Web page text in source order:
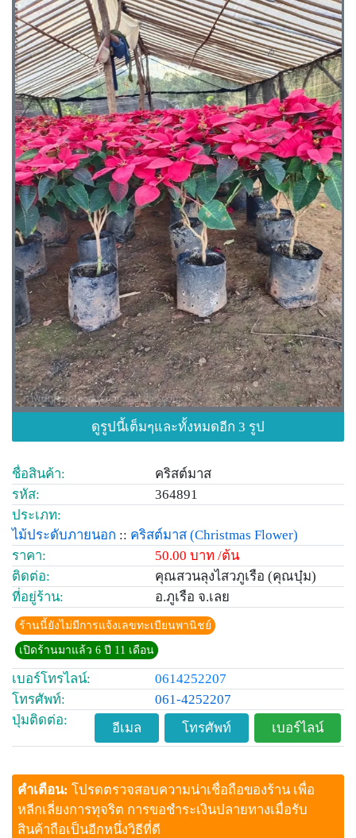
ดูรูปนี้เต็มๆและทั้งหมดอีก 3 รูป
ชื่อสินค้า:
คริสต์มาส
รหัส:
364891
ประเภท:
ไม้ประดับภายนอก :: คริสต์มาส (Christmas Flower)
ราคา:
50.00 บาท /ต้น
ติดต่อ:
คุณสวนลุงไสวภูเรือ (คุณบุ๋ม)
ที่อยู่ร้าน:
อ.ภูเรือ จ.เลย
ร้านนี้ยังไม่มีการแจ้งเลขทะเบียนพานิชย์
เปิดร้านมาแล้ว 6 ปี 11 เดือน
เบอร์โทรไลน์:
0614252207
โทรศัพท์:
061-4252207
ปุ่มติดต่อ:
อีเมล โทรศัพท์ เบอร์ไลน์
คำเตือน: โปรดตรวจสอบความน่าเชื่อถือของร้าน เพื่อ
หลีกเลี่ยงการทุจริต การขอชำระเงินปลายทางเมื่อรับ
สินค้าถือเป็นอีกหนึ่งวิธีที่ดี